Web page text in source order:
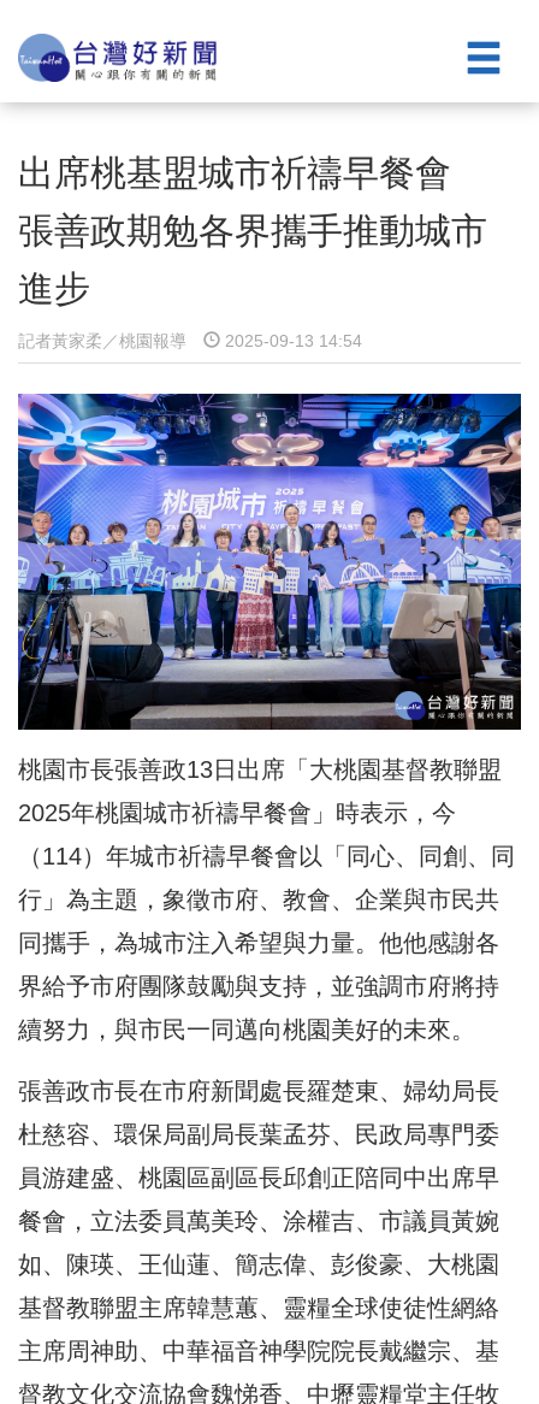
出席桃基盟城市祈禱早餐會
張善政期勉各界攜手推動城市
進步
記者黃家柔／桃園報導 2025-09-13 14:54
桃園市長張善政13日出席「大桃園基督教聯盟
2025年桃園城市祈禱早餐會」時表示，今
（114）年城市祈禱早餐會以「同心、同創、同
行」為主題，象徵市府、教會、企業與市民共
同攜手，為城市注入希望與力量。他他感謝各
界給予市府團隊鼓勵與支持，並強調市府將持
續努力，與市民一同邁向桃園美好的未來。
張善政市長在市府新聞處長羅楚東、婦幼局長
杜慈容、環保局副局長葉孟芬、民政局專門委
員游建盛、桃園區副區長邱創正陪同中出席早
餐會，立法委員萬美玲、涂權吉、市議員黃婉
如、陳瑛、王仙蓮、簡志偉、彭俊豪、大桃園
基督教聯盟主席韓慧蕙、靈糧全球使徒性網絡
主席周神助、中華福音神學院院長戴繼宗、基
督教文化交流協會魏悌香、中壢靈糧堂主任牧